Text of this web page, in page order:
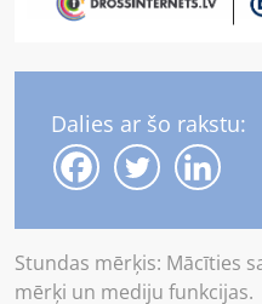
Dalies ar šo rakstu:
Stundas mērķis: Mācīties
mērķi un mediju funkcijas.